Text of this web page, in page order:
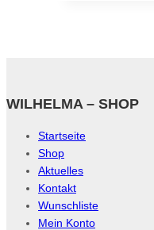
WILHELMA – SHOP
Startseite
Shop
Aktuelles
Kontakt
Wunschliste
Mein Konto